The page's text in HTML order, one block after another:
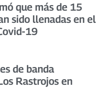
que más de 15
sido llenadas en el
19
de banda
Rastrojos en